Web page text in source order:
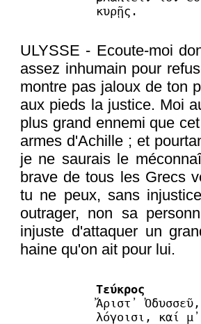
κυρῇς.
ULYSSE - Ecoute-moi
assez inhumain pour
montre pas jaloux de ton
aux pieds la justice. Moi
plus grand ennemi que
armes d'Achille ; et
je ne saurais le
brave de tous les Grecs
tu ne peux, sans
outrager, non sa
injuste d'attaquer un
haine qu'on ait pour lui.
Τεύκρος
Ἄριστ᾽
λόγοισι, καί